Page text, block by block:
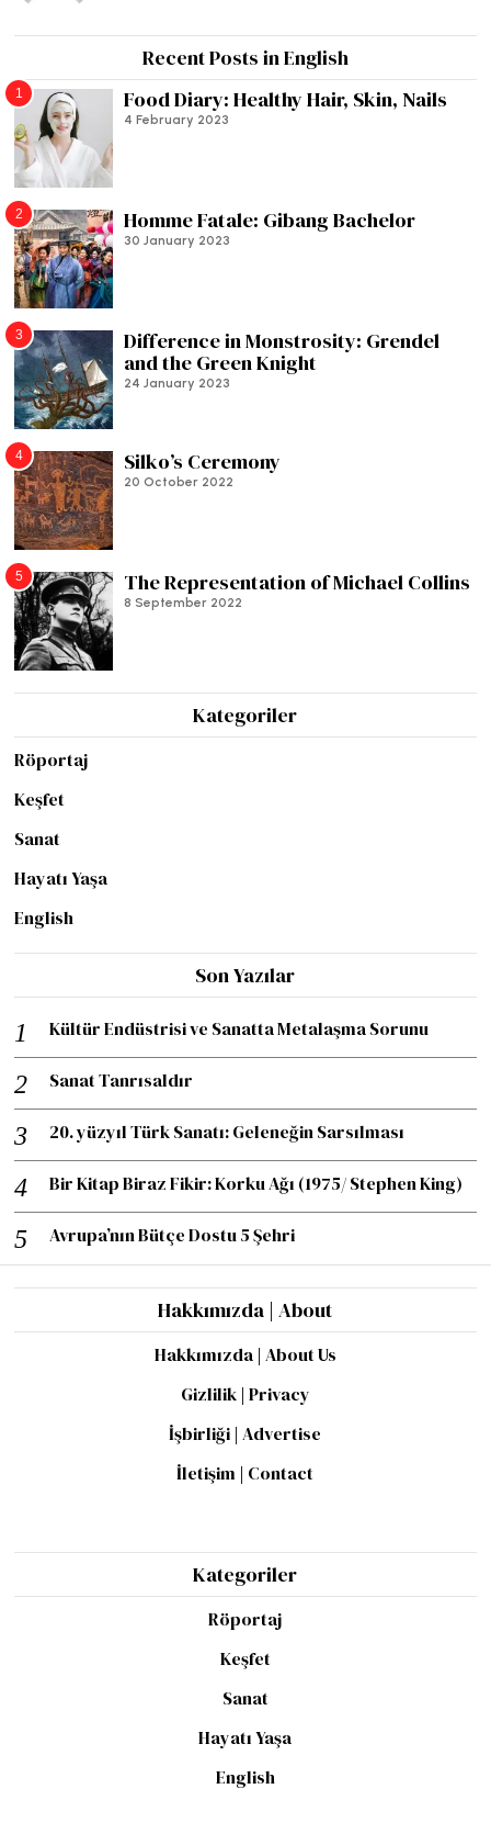
Recent Posts in English
1 Food Diary: Healthy Hair, Skin, Nails
4 February 2023
2 Homme Fatale: Gibang Bachelor
30 January 2023
3
Difference in Monstrosity: Grendel
and the Green Knight
24 January 2023
4 Silko’s Ceremony
20 October 2022
5 The Representation of Michael Collins
8 September 2022
Kategoriler
Röportaj
Keşfet
Sanat
Hayatı Yaşa
English
Son Yazılar
Kültür Endüstrisi ve Sanatta Metalaşma Sorunu
Sanat Tanrısaldır
20. yüzyıl Türk Sanatı: Geleneğin Sarsılması
Bir Kitap Biraz Fikir: Korku Ağı (1975/ Stephen King)
Avrupa’nın Bütçe Dostu 5 Şehri
Hakkımızda | About
Hakkımızda | About Us
Gizlilik | Privacy
İşbirliği | Advertise
İletişim | Contact
Kategoriler
Röportaj
Keşfet
Sanat
Hayatı Yaşa
English